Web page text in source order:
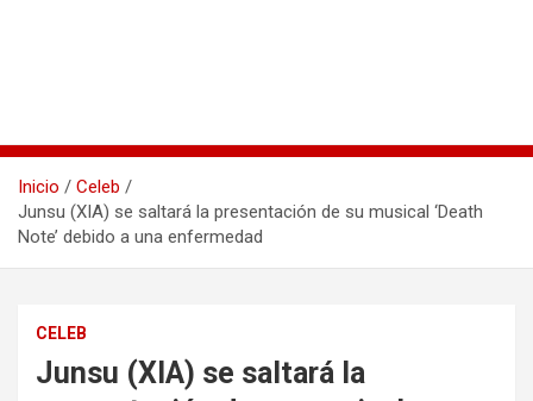
Inicio
Celeb
Junsu (XIA) se saltará la presentación de su musical ‘Death
Note’ debido a una enfermedad
CELEB
Junsu (XIA) se saltará la